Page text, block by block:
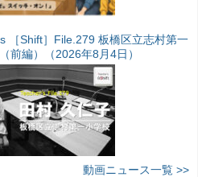
［Shift］File.279 板橋区立志村第一
前編）（2026年8月4日）
動画ニュース一覧 >>